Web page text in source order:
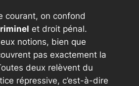
courant, on confond
et droit pénal.
notions, bien que
pas exactement la
deux relèvent du
répressive, c’est-à-dire